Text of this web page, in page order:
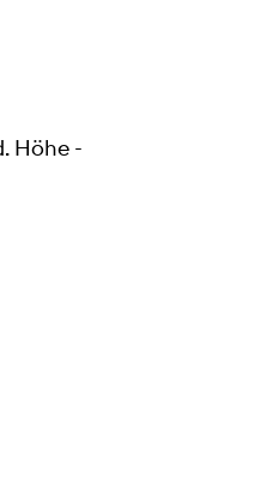
Höhe -